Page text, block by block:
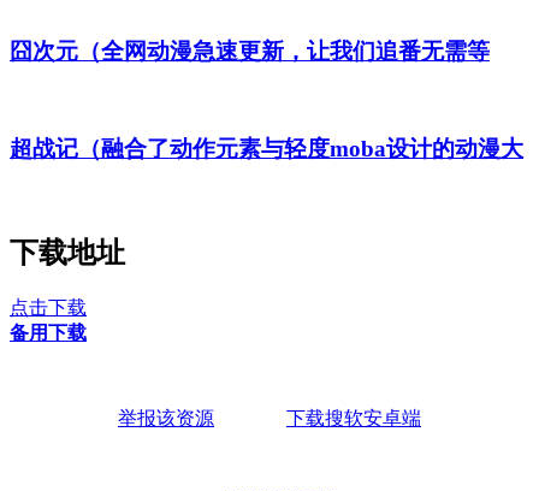
囧次元（全网动漫急速更新，让我们追番无需等
超战记（融合了动作元素与轻度moba设计的动漫大
下载地址
点击下载
备用下载
举报该资源 下载搜软安卓端